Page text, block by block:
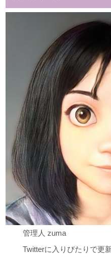
管理人 zuma
Twitterに入りびたりで更